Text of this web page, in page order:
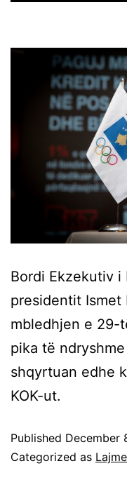
Bordi Ekzekutiv i
presidentit Ismet
mbledhjen e 29-
pika të
shqyrtuan edhe
KOK-ut.
Published December
Categorized as Lajme